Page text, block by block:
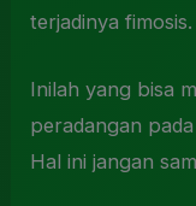
terjadinya fimosis.
Inilah yang bisa
peradangan
Hal ini jangan